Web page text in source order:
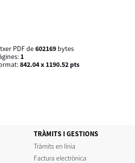
PDF de602169 bytes
1
842.04 x 1190.52 pts
TRÀMITS I GESTIONS
Tràmits en línia
Factura electrònica